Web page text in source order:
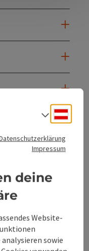
Impressum
deine
Website-
sowie